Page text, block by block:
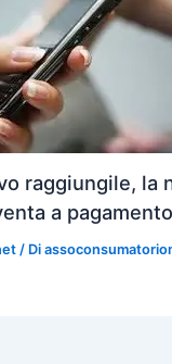
raggiungile, la
a pagamento
/ Di